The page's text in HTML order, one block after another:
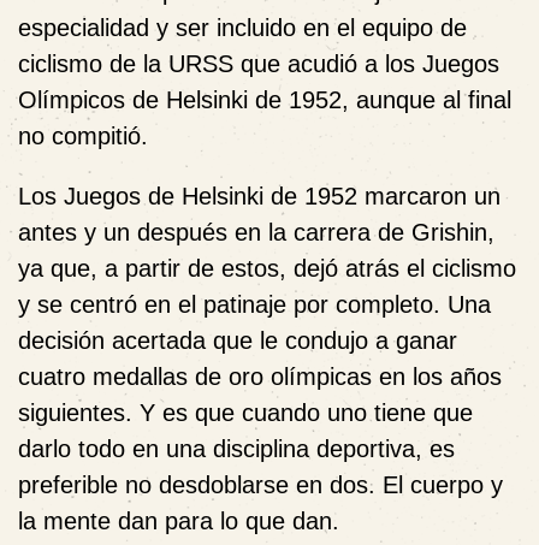
especialidad y ser incluido en el equipo de
ciclismo de la URSS que acudió a los Juegos
Olímpicos de Helsinki de 1952, aunque al final
no compitió.
Los Juegos de Helsinki de 1952 marcaron un
antes y un después en la carrera de Grishin,
ya que, a partir de estos, dejó atrás el ciclismo
y se centró en el patinaje por completo. Una
decisión acertada que le condujo a ganar
cuatro medallas de oro olímpicas en los años
siguientes. Y es que cuando uno tiene que
darlo todo en una disciplina deportiva, es
preferible no desdoblarse en dos. El cuerpo y
la mente dan para lo que dan.